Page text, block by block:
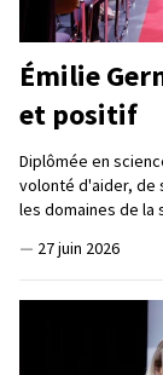
Émilie
et positif
Diplômée en
volonté d'aider, de
les domaines de la
— 27 juin 2026